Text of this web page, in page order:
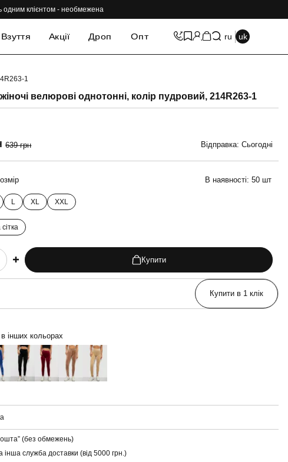
одним клієнтом - необмежена
Взуття Акції Дроп Опт ru uk
1
велюрові однотонні, колір пудровий, 214R263-1
639 грн Відправка: Сьогодні
В наявності: 50 шт
L XL XXL
Купити
Купити в 1 клік
в інших кольорах
(без обмежень)
інша служба доставки (від 5000 грн.)